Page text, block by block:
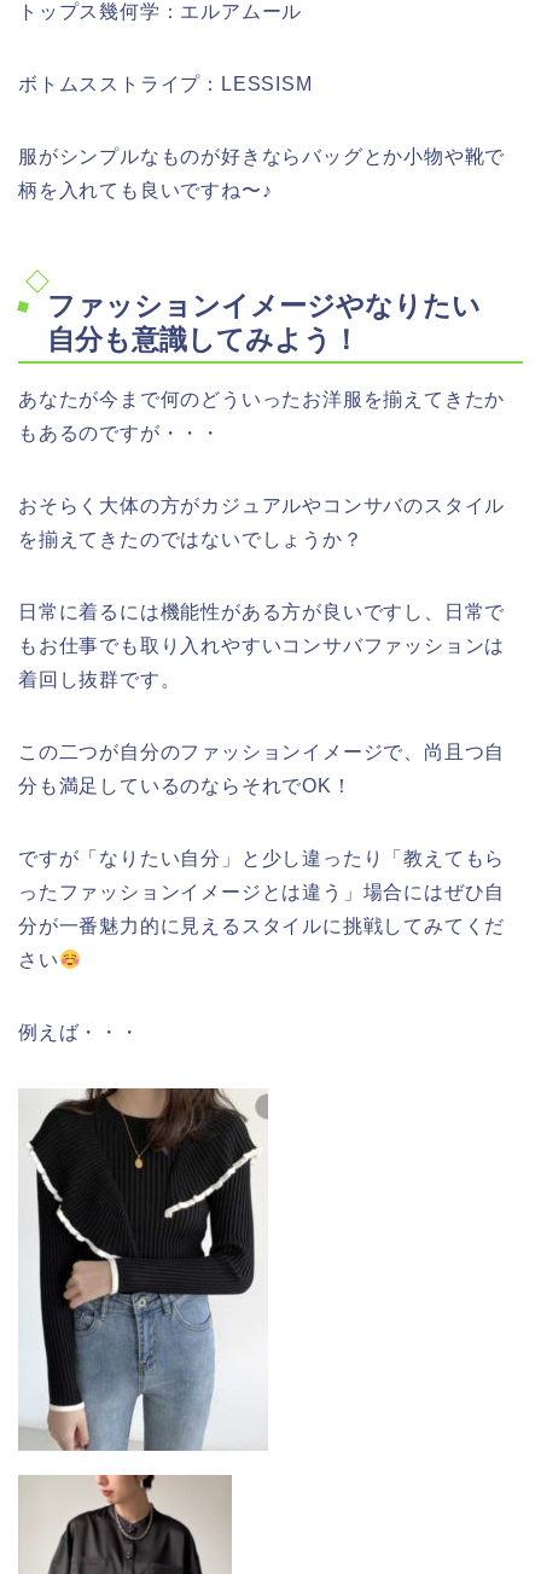
トップス幾何学：エルアムール
ボトムスストライプ：LESSISM
服がシンプルなものが好きならバッグとか小物や靴で
柄を入れても良いですね〜♪
ファッションイメージやなりたい
自分も意識してみよう！
あなたが今まで何のどういったお洋服を揃えてきたか
もあるのですが・・・
おそらく大体の方がカジュアルやコンサバのスタイル
を揃えてきたのではないでしょうか？
日常に着るには機能性がある方が良いですし、日常で
もお仕事でも取り入れやすいコンサバファッションは
着回し抜群です。
この二つが自分のファッションイメージで、尚且つ自
分も満足しているのならそれでOK！
ですが「なりたい自分」と少し違ったり「教えてもら
ったファッションイメージとは違う」場合にはぜひ自
分が一番魅力的に見えるスタイルに挑戦してみてくだ
さい
例えば・・・